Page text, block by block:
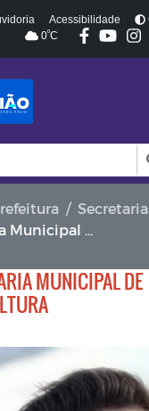
Acessibilidade
0ºC
de Agricultura
MUNICIPAL DE